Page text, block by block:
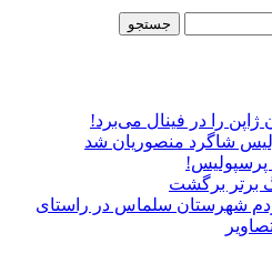
ژاپن را در فینال می‌برد!
شاگرد منصوریان شد
پرسپولیس!
برتر برگشت
شهرستان سلماس در راستای